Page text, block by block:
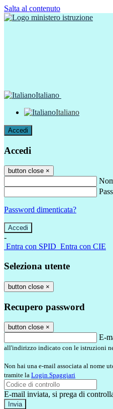
Salta al contenuto
Italiano
Italiano
Accedi
Accedi
button close ×
Password dimenticata?
-
Entra con SPID Entra con CIE
Seleziona utente
button close ×
Recupero password
button close ×
E-
all'indirizzo indicato con le istruzioni
Non hai una e-mail associata al nome
tramite la Login Spaggiari
E-mail inviata, si prega di